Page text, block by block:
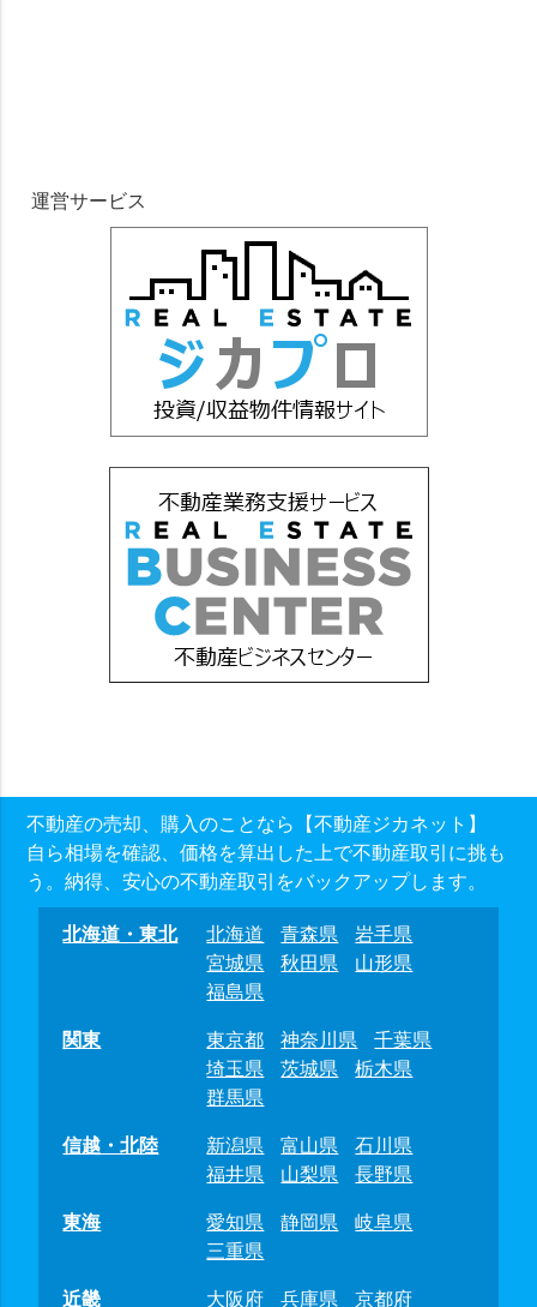
運営サービス
不動産の売却、購入のことなら【不動産ジカネット】
自ら相場を確認、価格を算出した上で不動産取引に挑も
う。納得、安心の不動産取引をバックアップします。
北海道・東北 北海道 青森県
岩手県
宮城県
秋田県
山形県
福島県
関東
東京都 神奈川県
千葉県
埼玉県
茨城県
栃木県
群馬県
信越・北陸
新潟県 富山県
石川県
福井県
山梨県
長野県
東海
愛知県 静岡県
岐阜県
三重県
近畿
大阪府 兵庫県 京都府